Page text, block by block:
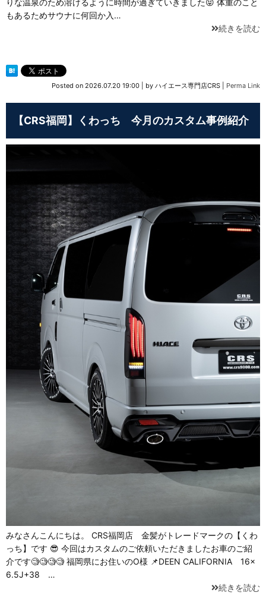
りな温泉のため溶けるように時間が過ぎていきました😝 体重のこと
もあるためサウナに何回か入…
続きを読む
Posted on 2026.07.20 19:00 by ハイエース専門店CRS Perma Link
【CRS福岡】くわっち 今月のカスタム事例紹介
みなさんこんにちは。 CRS福岡店 金髪がトレードマークの【くわ
っち】です 😎 今回はカスタムのご依頼いただきましたお車のご紹
介です🧐🧐🧐🧐 福岡県にお住いのO様 📌DEEN CALIFORNIA 16×
6.5J+38 …
続きを読む